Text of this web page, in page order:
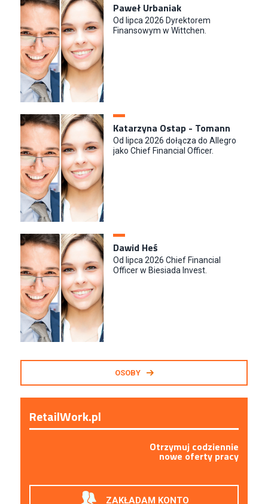
Paweł Urbaniak
Od lipca 2026 Dyrektorem
Finansowym w Wittchen.
Katarzyna Ostap - Tomann
Od lipca 2026 dołącza do Allegro
jako Chief Financial Officer.
Dawid Heś
Od lipca 2026 Chief Financial
Officer w Biesiada Invest.
OSOBY
RetailWork.pl
Otrzymuj codziennie
nowe oferty pracy
ZAKŁADAM KONTO